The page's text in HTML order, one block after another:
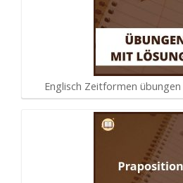
Englisch Zeitformen